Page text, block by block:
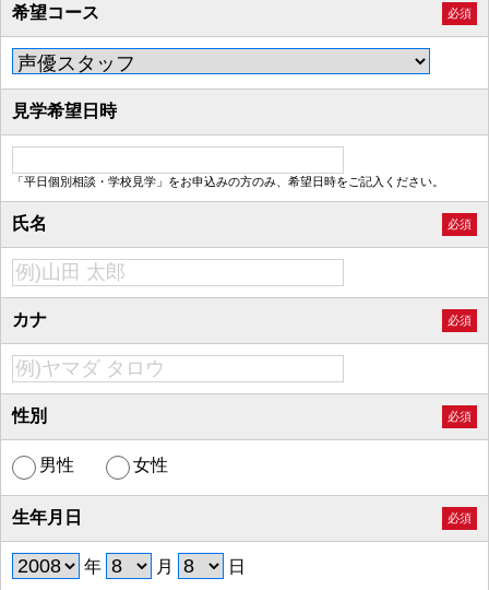
希望コース 必須
見学希望日時
「平日個別相談・学校見学」をお申込みの方のみ、希望日時をご記入ください。
氏名 必須
カナ 必須
性別 必須
男性 女性
生年月日 必須
年 月 日